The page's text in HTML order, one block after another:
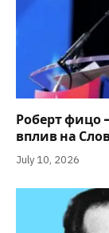
Роберт фицо
вплив на
July 10, 2026